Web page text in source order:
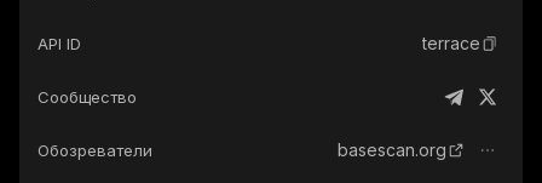
API ID terrace
Сообщество
Обозреватели basescan.org